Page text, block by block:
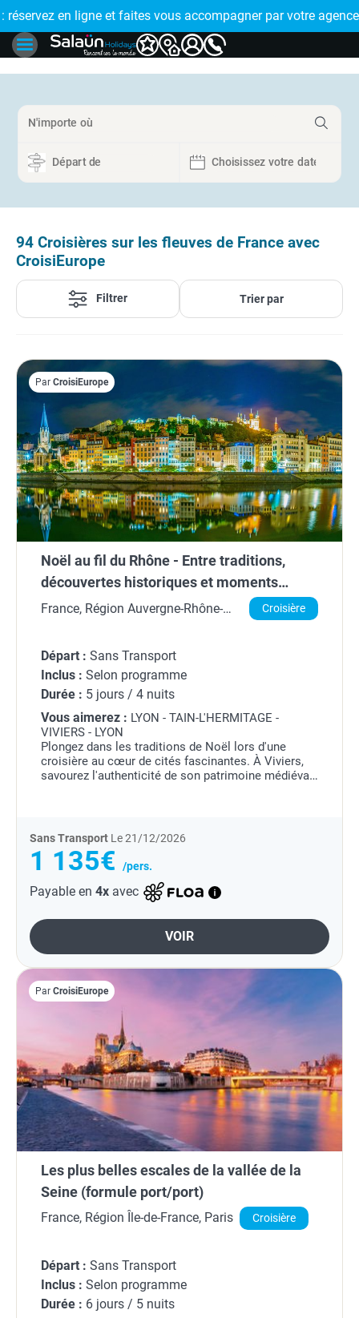
par votre agence de proximité
🤩 PAIEMENT EN PLUSIEURS FOIS : réglez votre voyage
94 Croisières sur les fleuves de France avec
CroisiEurope
Filtrer Trier par
Par CroisiEurope
Noël au fil du Rhône - Entre traditions,
découvertes historiques et moments
gourmands (formule port/port)
France, Région Auvergne-Rhône-
Croisière
Départ : Sans Transport
Inclus : Selon programme
Durée : 5 jours / 4 nuits
Vous aimerez : LYON - TAIN-L'HERMITAGE -
VIVIERS - LYON
Plongez dans les traditions de Noël lors d'une
croisière au cœur de cités fascinantes. À Viviers,
savourez l'authenticité de son patrimoine médiéval
Sans Transport Le 21/12/2026
1 135€ /pers.
Payable en 4x avec
VOIR
Par CroisiEurope
Les plus belles escales de la vallée de la
Seine (formule port/port)
France, Région Île-de-France, Paris Croisière
Départ : Sans Transport
Inclus : Selon programme
Durée : 6 jours / 5 nuits